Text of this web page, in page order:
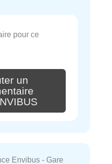
pour ce
un
Envibus - Gare